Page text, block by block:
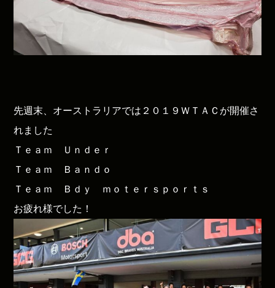
先週末、オーストラリアでは２０１９ＷＴＡＣが開催さ
れました
Ｔｅａｍ Ｕｎｄｅｒ
Ｔｅａｍ Ｂａｎｄｏ
Ｔｅａｍ Ｂｄｙ ｍｏｔｅｒｓｐｏｒｔｓ
お疲れ様でした！